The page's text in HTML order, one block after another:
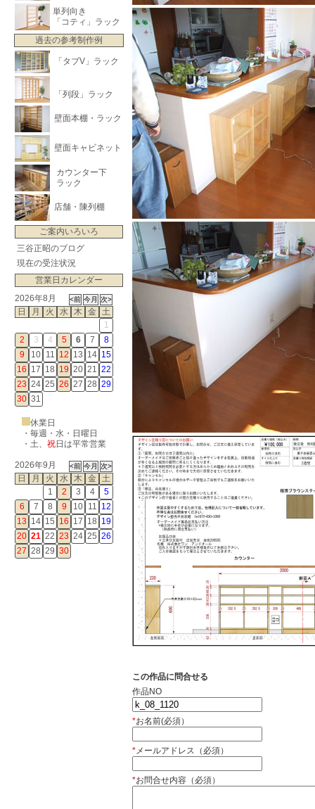
単列向き
「コティ」ラック
過去の参考制作例
「タブV」ラック
「列段」ラック
壁面本棚・ラック
壁面キャビネット
カウンター下
ラック
店舗・陳列棚
ご案内いろいろ
三谷正昭のブログ
現在の受注状況
営業日カレンダー
2026年8月
日
月 火 水 木 金
土
1
2
3 4 5 6 7
8
9
10 11 12 13 14 15
16 17 18 19 20 21 22
23 24 25 26 27 28 29
30 31
休業日
・毎週・水・日曜日
・ 土、 祝日は平常営業
2026年9月
日
月 火 水 木 金
土
1
2 3 4
5
6
7 8 9 10 11 12
13 14 15 16 17 18 19
20 21 22 23 24 25 26
27 28 29 30
この作品に問合せる
作品NO
*お名前(必須）
*メールアドレス（必須）
*お問合せ内容（必須）